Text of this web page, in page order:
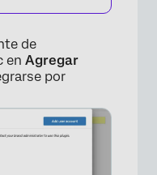
de
en Agregar
por